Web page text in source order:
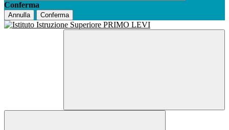
Conferma
Annulla Conferma